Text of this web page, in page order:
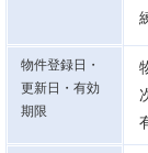
物件登録日・
更新日・有効
期限